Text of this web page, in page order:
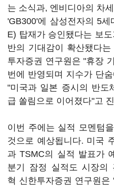
는 소식과, 엔비디아의 차
'GB300'에 삼성전자의 5
E) 탑재가 승인됐다는 보
반의 기대감이 확산됐다
투자증권 연구원은 "휴장
번에 반영되며 지수가 단
"미국과 일본 증시의 반도
급 쏠림으로 이어졌다"고
이번 주에는 실적 모멘텀
것으로 예상됩니다. 미국
과 TSMC의 실적 발표가
분기 잠정 실적도 시장의
혁 신한투자증권 연구원